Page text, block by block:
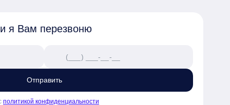
я Вам перезвоню
Отправить
политикой конфиденциальности